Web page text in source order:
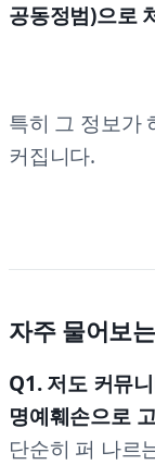
공동정범)으로
특히 그 정보가
커집니다.
자주 물어보
Q1. 저도 커뮤
명예훼손으로
단순히 퍼 나르